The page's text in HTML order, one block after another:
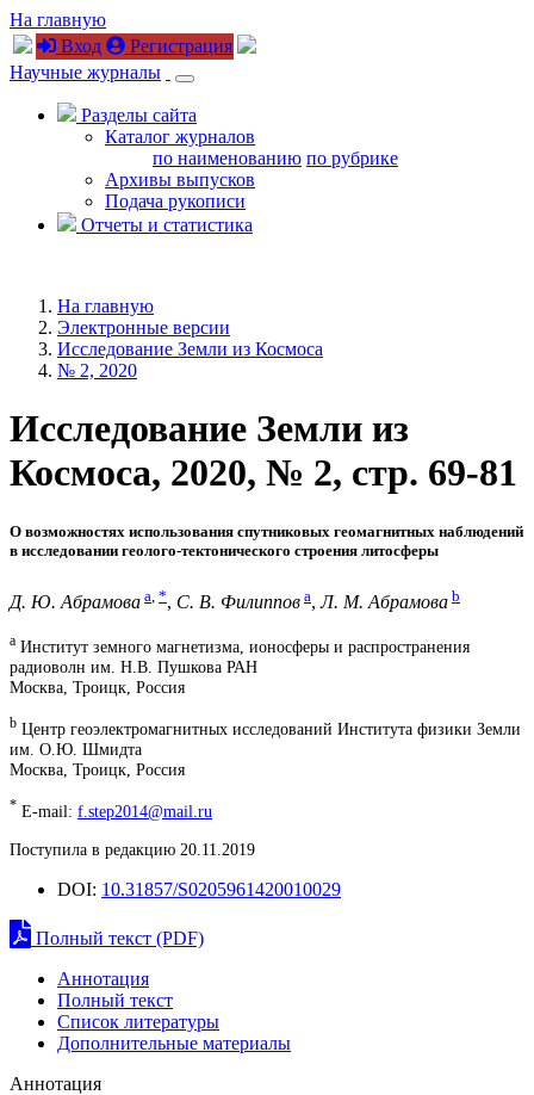
На главную
Вход
Регистрация
Научные журналы
Разделы сайта
Каталог журналов
по наименованию по рубрике
Архивы выпусков
Подача рукописи
Отчеты и статистика
На главную
Электронные версии
Исследование Земли из Космоса
№ 2, 2020
Исследование Земли из
Космоса, 2020, № 2, стр. 69-81
О возможностях использования спутниковых геомагнитных наблюдений
в исследовании геолого-тектонического строения литосферы
Д. Ю. Абрамова a *, С. В. Филиппов a,Л. М. Абрамова b
a Институт земного магнетизма, ионосферы и распространения
радиоволн им. Н.В. Пушкова РАН
Москва, Троицк, Россия
b Центр геоэлектромагнитных исследований Института физики Земли
им. О.Ю. Шмидта
Москва, Троицк, Россия
* E-mail: f.step2014@mail.ru
Поступила в редакцию 20.11.2019
DOI: 10.31857/S0205961420010029
Полный текст (PDF)
Аннотация
Полный текст
Список литературы
Дополнительные материалы
Аннотация